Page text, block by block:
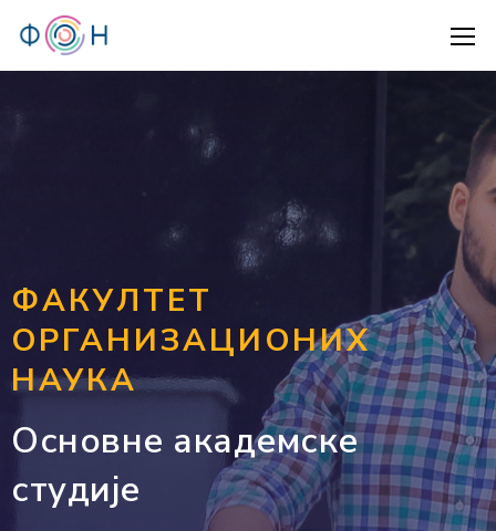
ФАКУЛТЕТ
ОРГАНИЗАЦИОНИХ
НАУКА
Основне академске
студије